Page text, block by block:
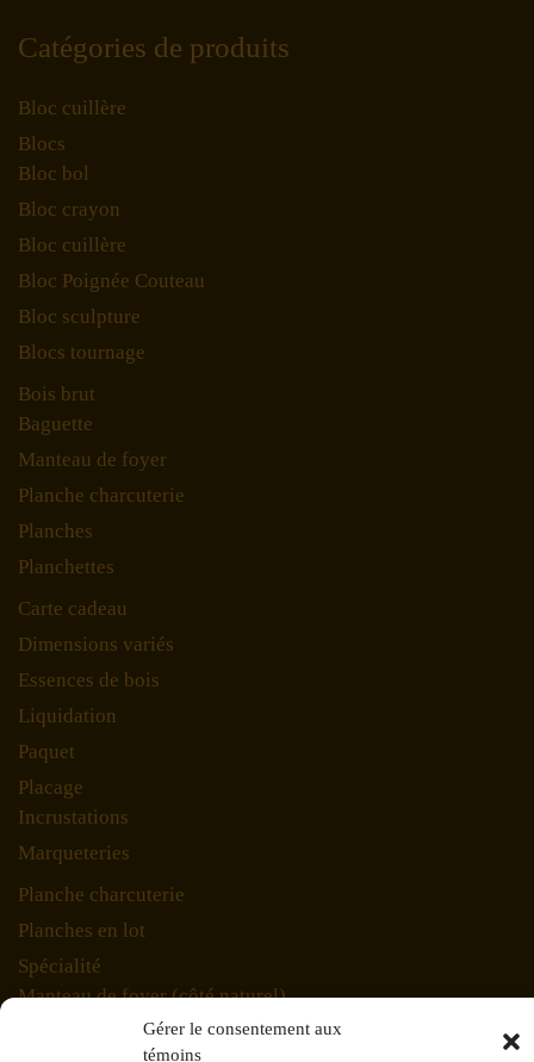
Gérer le consentement aux
témoins
Catégories de produits
Bloc cuillère
Blocs
Bloc bol
Bloc crayon
Bloc cuillère
Bloc Poignée Couteau
Bloc sculpture
Blocs tournage
Bois brut
Baguette
Manteau de foyer
Planche charcuterie
Planches
Planchettes
Carte cadeau
Dimensions variés
Essences de bois
Liquidation
Paquet
Placage
Incrustations
Marqueteries
Planche charcuterie
Planches en lot
Spécialité
Manteau de foyer (côté naturel)
Pièces d'exception